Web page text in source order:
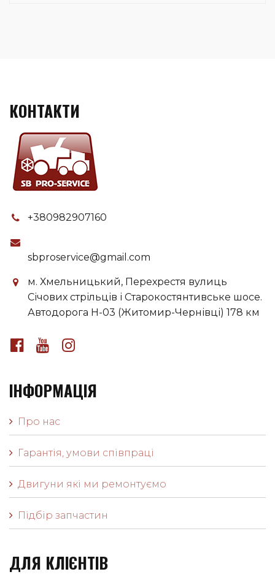
КОНТАКТИ
+380982907160
sbproservice@gmail.com
м. Хмельницький, Перехрестя вулиць
Січових стрільців і Старокостянтивське шосе.
Автодорога H-03 (Житомир-Чернівці) 178 км
ІНФОРМАЦІЯ
Про нас
Гарантія, умови співпраці
Двигуни які ми ремонтуємо
Підбір запчастин
ДЛЯ КЛІЄНТІВ